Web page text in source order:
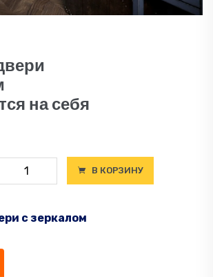
на себя
В КОРЗИНУ
с зеркалом